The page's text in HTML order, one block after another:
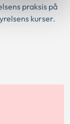
praksis på
kurser.